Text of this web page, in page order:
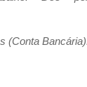
(Conta